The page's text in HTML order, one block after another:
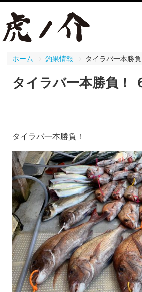
ホーム 釣果情報 タイラバ一本勝
タイラバ一本勝負！
タイラバ一本勝負！